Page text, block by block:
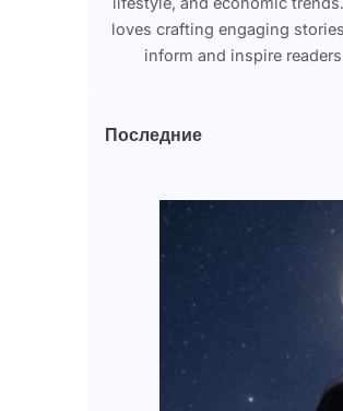
loves crafting engaging
inform and inspire
Последние